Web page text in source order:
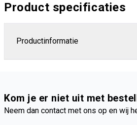
Product specificaties
Productinformatie
Kom je er niet uit met
Neem dan contact met ons op en wij